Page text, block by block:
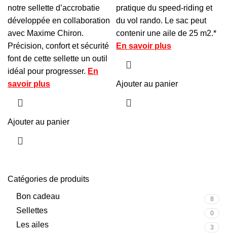
Catégories de produits
Bon cadeau
8
Sellettes 0
Les ailes 3
notre sellette d’accrobatie
développée en collaboration
avec Maxime Chiron.
Précision, confort et sécurité
font de cette sellette un outil
idéal pour progresser. En
savoir plus
Ajouter au panier
pratique du speed-riding et
du vol rando. Le sac peut
contenir une aile de 25 m2.*
En savoir plus
Ajouter au panier